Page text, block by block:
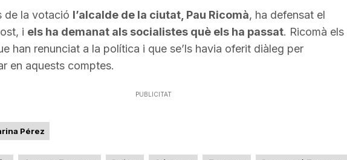
de la votació l’alcalde de la ciutat, Pau Ricomà, ha defensat el
i els ha demanat als socialistes què els ha passat. Ricomà els
han renunciat a la política i que se’ls havia oferit diàleg per
en aquests comptes.
PUBLICITAT
Pérez